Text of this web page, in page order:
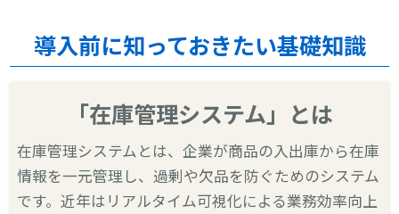
導入前に知っておきたい基礎知識
「在庫管理システム」とは
在庫管理システムとは、企業が商品の入出庫から在庫
情報を一元管理し、過剰や欠品を防ぐためのシステム
です。近年はリアルタイム可視化による業務効率向上